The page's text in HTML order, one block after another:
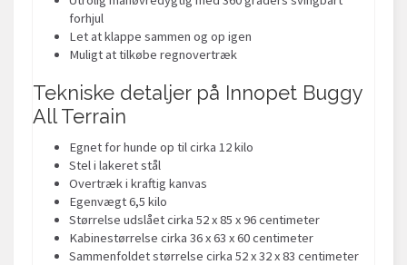
forhjul
Let at klappe sammen og op igen
Muligt at tilkøbe regnovertræk
Tekniske detaljer på Innopet Buggy
All Terrain
Egnet for hunde op til cirka 12 kilo
Stel i lakeret stål
Overtræk i kraftig kanvas
Egenvægt 6,5 kilo
Størrelse udslået cirka 52 x 85 x 96 centimeter
Kabinestørrelse cirka 36 x 63 x 60 centimeter
Sammenfoldet størrelse cirka 52 x 32 x 83 centimeter